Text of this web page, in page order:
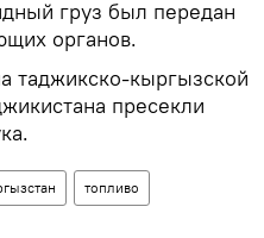
груз был передан
органов.
таджикско-кыргызской
пресекли
топливо